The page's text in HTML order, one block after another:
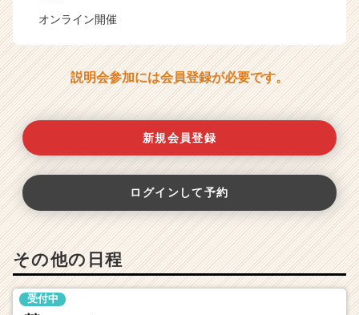
オンライン開催
説明会参加には会員登録が必要です。
新規会員登録
ログインして予約
その他の日程
受付中